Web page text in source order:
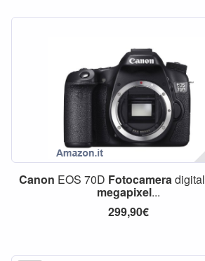
Canon EOS 70D Fotocamera
megapixel...
299,90€